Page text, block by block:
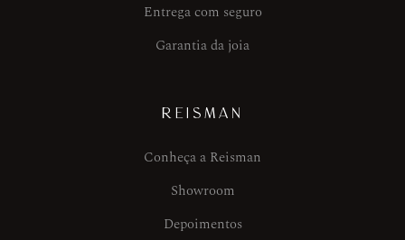
Entrega com seguro
Garantia da joia
REISMAN
Conheça a Reisman
Showroom
Depoimentos